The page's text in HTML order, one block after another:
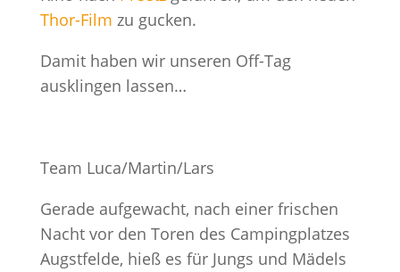
Thor-Film zu gucken.
Damit haben wir unseren Off-Tag
ausklingen lassen…
Team Luca/Martin/Lars
Gerade aufgewacht, nach einer frischen
Nacht vor den Toren des Campingplatzes
Augstfelde, hieß es für Jungs und Mädels